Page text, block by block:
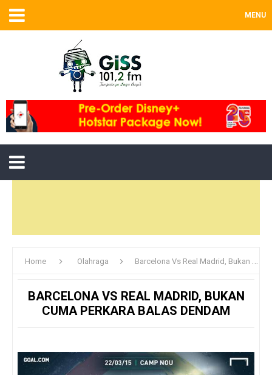
MENU
Home Olahraga Barcelona Vs Real Madrid, Bukan Cuma Perkara Balas Dendam
BARCELONA VS REAL MADRID, BUKAN
CUMA PERKARA BALAS DENDAM